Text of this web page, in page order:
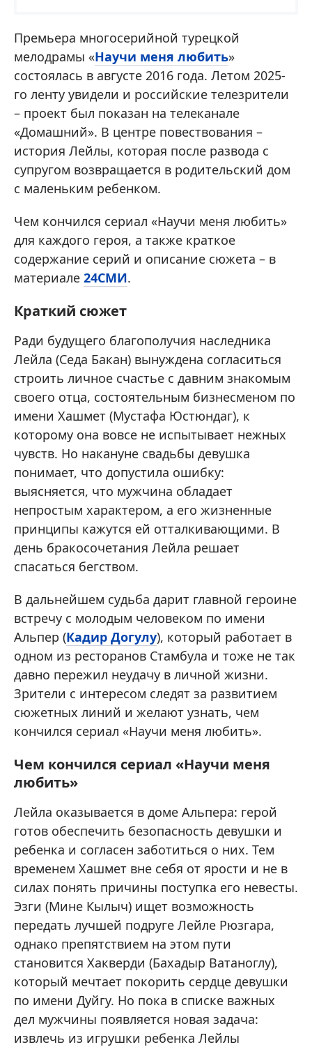
Премьера многосерийной турецкой
мелодрамы «Научи меня любить»
состоялась в августе 2016 года. Летом 2025-
го ленту увидели и российские телезрители
– проект был показан на телеканале
«Домашний». В центре повествования –
история Лейлы, которая после развода с
супругом возвращается в родительский дом
с маленьким ребенком.
Чем кончился сериал «Научи меня любить»
для каждого героя, а также краткое
содержание серий и описание сюжета – в
материале 24СМИ.
Краткий сюжет
Ради будущего благополучия наследника
Лейла (Седа Бакан) вынуждена согласиться
строить личное счастье с давним знакомым
своего отца, состоятельным бизнесменом по
имени Хашмет (Мустафа Юстюндаг), к
которому она вовсе не испытывает нежных
чувств. Но накануне свадьбы девушка
понимает, что допустила ошибку:
выясняется, что мужчина обладает
непростым характером, а его жизненные
принципы кажутся ей отталкивающими. В
день бракосочетания Лейла решает
спасаться бегством.
В дальнейшем судьба дарит главной героине
встречу с молодым человеком по имени
Альпер (Кадир Догулу), который работает в
одном из ресторанов Стамбула и тоже не так
давно пережил неудачу в личной жизни.
Зрители с интересом следят за развитием
сюжетных линий и желают узнать, чем
кончился сериал «Научи меня любить».
Чем кончился сериал «Научи меня
любить»
Лейла оказывается в доме Альпера: герой
готов обеспечить безопасность девушки и
ребенка и согласен заботиться о них. Тем
временем Хашмет вне себя от ярости и не в
силах понять причины поступка его невесты.
Эзги (Мине Кылыч) ищет возможность
передать лучшей подруге Лейле Рюзгара,
однако препятствием на этом пути
становится Хакверди (Бахадыр Ватаноглу),
который мечтает покорить сердце девушки
по имени Дуйгу. Но пока в списке важных
дел мужчины появляется новая задача:
извлечь из игрушки ребенка Лейлы